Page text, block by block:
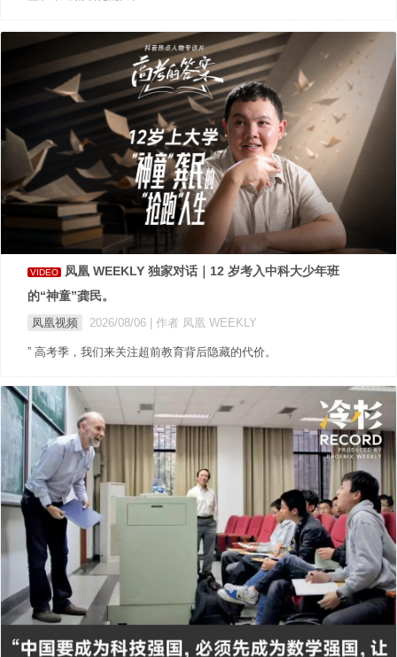
VIDEO
凤凰 WEEKLY 独家对话｜12 岁考入中科大少年班
的“神童”龚民。
凤凰视频 2026/08/06 | 作者 凤凰 WEEKLY
” 高考季，我们来关注超前教育背后隐藏的代价。